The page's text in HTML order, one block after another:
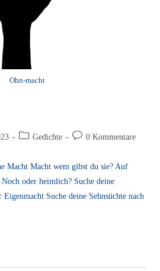
Ohn-macht
Beitrags-
Gedichte
Beitrags-0 Kommentare
Macht Macht wem gibst du sie? Auf
oder heimlich? Suche deine
Suche deine Sehnsüchte nach